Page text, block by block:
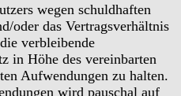
wegen schuldhaften
oder das Vertragsverhältnis
verbleibende
in Höhe des vereinbarten
Aufwendungen zu halten.
wird pauschal auf